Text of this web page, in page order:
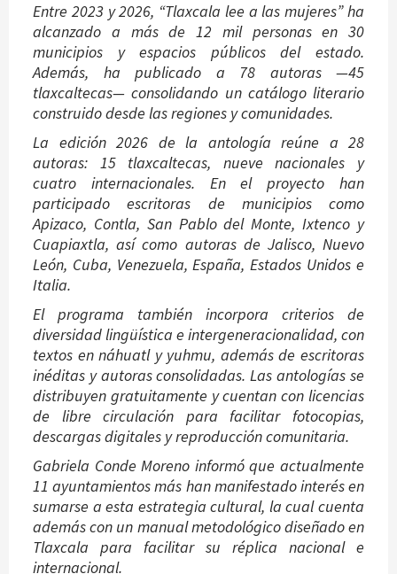
Entre 2023 y 2026, “Tlaxcala lee a las mujeres” ha
alcanzado a más de 12 mil personas en 30
municipios y espacios públicos del estado.
Además, ha publicado a 78 autoras —45
tlaxcaltecas— consolidando un catálogo literario
construido desde las regiones y comunidades.
La edición 2026 de la antología reúne a 28
autoras: 15 tlaxcaltecas, nueve nacionales y
cuatro internacionales. En el proyecto han
participado escritoras de municipios como
Apizaco, Contla, San Pablo del Monte, Ixtenco y
Cuapiaxtla, así como autoras de Jalisco, Nuevo
León, Cuba, Venezuela, España, Estados Unidos e
Italia.
El programa también incorpora criterios de
diversidad lingüística e intergeneracionalidad, con
textos en náhuatl y yuhmu, además de escritoras
inéditas y autoras consolidadas. Las antologías se
distribuyen gratuitamente y cuentan con licencias
de libre circulación para facilitar fotocopias,
descargas digitales y reproducción comunitaria.
Gabriela Conde Moreno informó que actualmente
11 ayuntamientos más han manifestado interés en
sumarse a esta estrategia cultural, la cual cuenta
además con un manual metodológico diseñado en
Tlaxcala para facilitar su réplica nacional e
internacional.